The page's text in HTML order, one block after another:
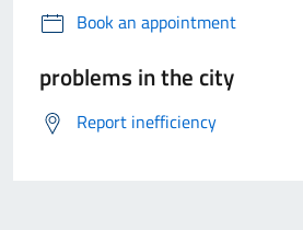
Book an appointment
problems in the city
Report inefficiency